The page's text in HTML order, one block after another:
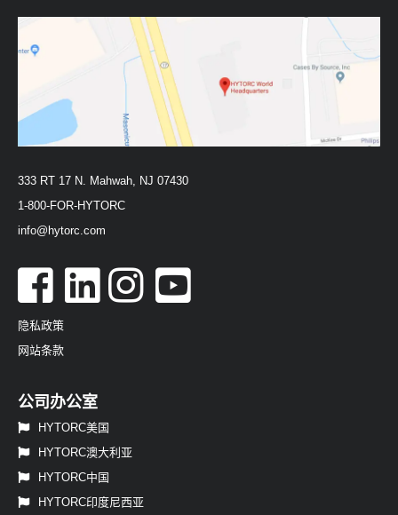
333 RT 17 N. Mahwah, NJ 07430
1-800-FOR-HYTORC
info@hytorc.com
隐私政策
网站条款
公司办公室
HYTORC美国
HYTORC澳大利亚
HYTORC中国
HYTORC印度尼西亚